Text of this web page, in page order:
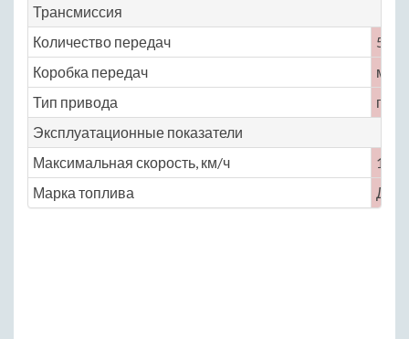
Трансмиссия
Количество передач
5
Коробка передач
Тип привода
Эксплуатационные показатели
Максимальная скорость, км/ч
115
Марка топлива
ДТ